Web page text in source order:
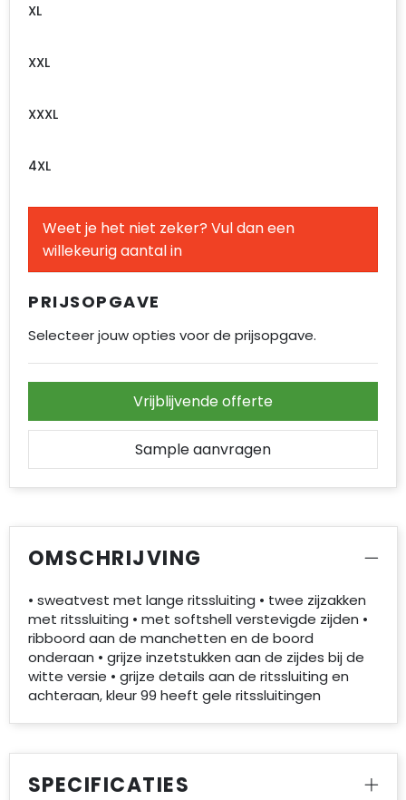
XL
XXL
XXXL
4XL
Weet je het niet zeker? Vul dan een
willekeurig aantal in
PRIJSOPGAVE
Selecteer jouw opties voor de prijsopgave.
Vrijblijvende offerte
Sample aanvragen
OMSCHRIJVING
• sweatvest met lange ritssluiting • twee zijzakken
met ritssluiting • met softshell verstevigde zijden •
ribboord aan de manchetten en de boord
onderaan • grijze inzetstukken aan de zijdes bij de
witte versie • grijze details aan de ritssluiting en
achteraan, kleur 99 heeft gele ritssluitingen
SPECIFICATIES